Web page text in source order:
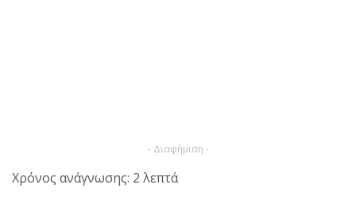
- Διαφήμιση -
Χρόνος ανάγνωσης: 2 λεπτά